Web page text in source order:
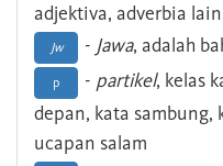
adjektiva, adverbia
Jw - Jawa, adalah
p - partikel, kelas
depan, kata sambung,
ucapan salam